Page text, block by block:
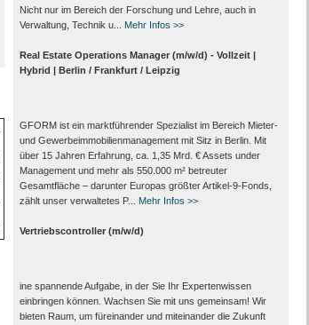
Nicht nur im Bereich der Forschung und Lehre, auch in
Verwaltung, Technik u...
Mehr Infos >>
Real Estate Operations Manager (m/w/d) - Vollzeit |
Hybrid | Berlin / Frankfurt / Leipzig
GFORM ist ein marktführender Spezialist im Bereich Mieter-
und Gewerbeimmobilienmanagement mit Sitz in Berlin. Mit
über 15 Jahren Erfahrung, ca. 1,35 Mrd. € Assets under
Management und mehr als 550.000 m² betreuter
Gesamtfläche – darunter Europas größter Artikel-9-Fonds,
zählt unser verwaltetes P...
Mehr Infos >>
Vertriebscontroller (m/w/d)
ine spannende Aufgabe, in der Sie Ihr Expertenwissen
einbringen können. Wachsen Sie mit uns gemeinsam! Wir
bieten Raum, um füreinander und miteinander die Zukunft